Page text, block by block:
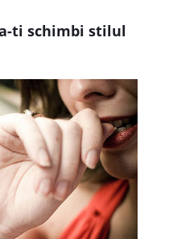
ti schimbi stilul